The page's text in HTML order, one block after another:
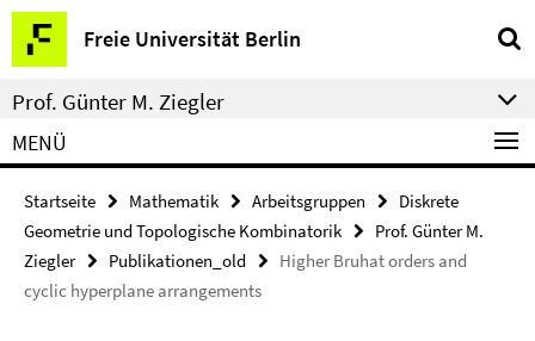
Springe
direkt
zu
Inhalt
Freie Universität Berlin
Service-
Navigation
Prof. Günter M. Ziegler
MENÜ
Startseite Mathematik Arbeitsgruppen
Diskrete
Geometrie und Topologische Kombinatorik
Prof. Günter M.
Ziegler
Publikationen_old
Higher Bruhat orders and
cyclic hyperplane arrangements